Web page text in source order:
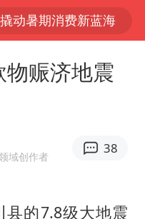
动暑期消费新蓝海
地有大雨或暴雨
日出坠崖1死1伤
西湖突现狂风暴雨 游客瞬间被浇透
赈济地震
域创作者
38
的7.8级大地震